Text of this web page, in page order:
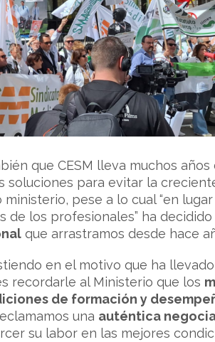
que CESM lleva muchos
soluciones para evitar la
pese a lo cual “en
de los profesionales” ha decidido
que arrastramos desde hace
en el motivo que ha
recordarle al Ministerio que los
de formación y
una auténtica
su labor en las mejores